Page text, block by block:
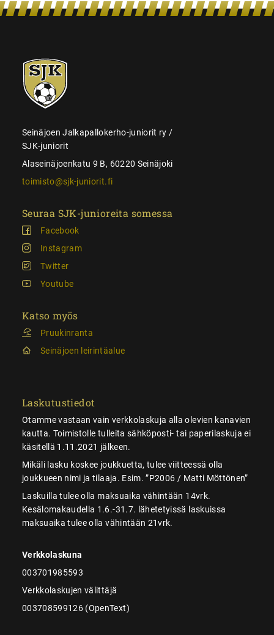
SJK-
juniorit
Seinäjoen Jalkapallokerho-juniorit ry /
SJK-juniorit
Alaseinäjoenkatu 9 B, 60220 Seinäjoki
toimisto@sjk-juniorit.fi
Seuraa SJK-junioreita somessa
Facebook
Instagram
Twitter
Youtube
Katso myös
Pruukinranta
Seinäjoen leirintäalue
Laskutustiedot
Otamme vastaan vain verkkolaskuja alla olevien kanavien
kautta. Toimistolle tulleita sähköposti- tai paperilaskuja ei
käsitellä 1.11.2021 jälkeen.
Mikäli lasku koskee joukkuetta, tulee viitteessä olla
joukkueen nimi ja tilaaja. Esim. ”P2006 / Matti Möttönen”
Laskuilla tulee olla maksuaika vähintään 14vrk.
Kesälomakaudella 1.6.-31.7. lähetetyissä laskuissa
maksuaika tulee olla vähintään 21vrk.
Verkkolaskuna
003701985593
Verkkolaskujen välittäjä
003708599126 (OpenText)